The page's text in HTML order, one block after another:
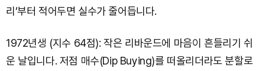
리’부터 적어두면 실수가 줄어듭니다.
1972년생 (지수 64점): 작은 리바운드에 마음이 흔들리기 쉬
운 날입니다. 저점 매수(Dip Buying)를 떠올리더라도 분할로